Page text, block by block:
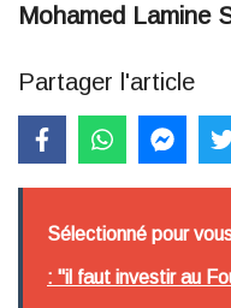
Mohamed Lamine
Partager l'article
Sélectionné pour
: "il faut investir au